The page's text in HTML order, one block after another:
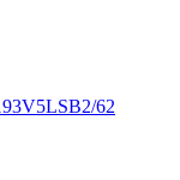
62